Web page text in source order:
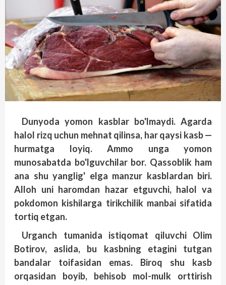
Dunyoda yomon kasblar bo'lmaydi. Agarda
halol rizq uchun mehnat qilinsa, har qaysi kasb —
hurmatga loyiq. Ammo unga yomon
munosabatda bo'lguvchilar bor. Qassoblik ham
ana shu yanglig' elga manzur kasblardan biri.
Alloh uni haromdan hazar etguvchi, halol va
pokdomon kishilarga tirikchilik manbai sifatida
tortiq etgan.
Urganch tumanida istiqomat qiluvchi Olim
Botirov, aslida, bu kasbning etagini tutgan
bandalar toifasidan emas. Biroq shu kasb
orqasidan boyib, behisob mol-mulk orttirish